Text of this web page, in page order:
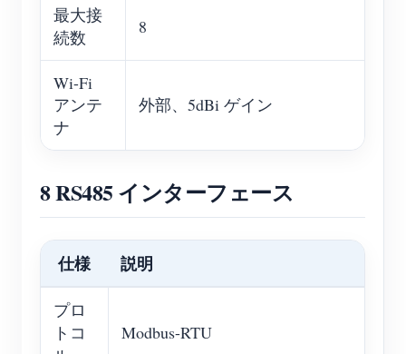
最大接
続数
8
Wi-Fi
アンテ
ナ
外部、5dBi ゲイン
8 RS485 インターフェース
仕様 説明
プロ
トコ
Modbus-RTU